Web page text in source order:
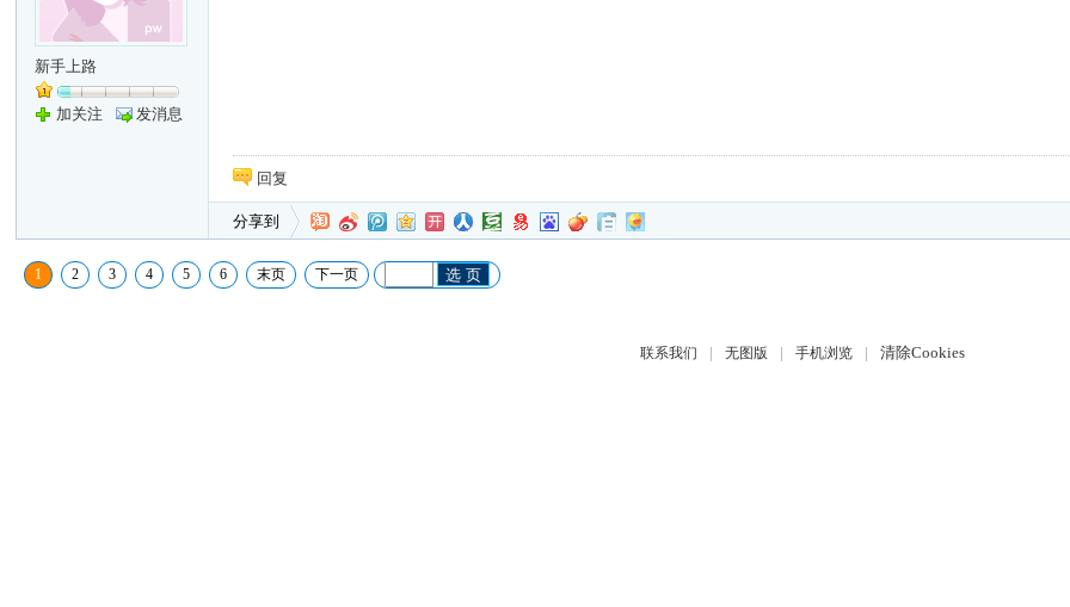
新手上路
加关注 发消息
回复
分享到
1 2 3 4 5 6 末页 下一页 选 页
联系我们 | 无图版 | 手机浏览 | 清除Cookies